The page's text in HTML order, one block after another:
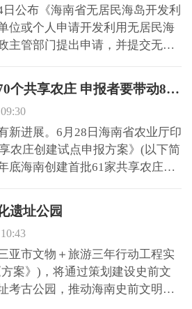
公布《海南省无居民海岛开发利
位或个人申请开发利用无居民海
主管部门提出申请，并提交无居
海岛开发利用具体方案应依据有
术标准和规范，合理确定用岛面
海南：今年将新建70个共享农庄 申报者要带动80户贫困户脱贫
新进展。6月28日海南省农业厅印
农庄创建试点申报方案》(以下简
底海南创建首批61家共享农庄试
衡。 据了解，2018年海南共享
重点考虑从事种植业及休闲农业
遗址公园
亚市文物＋旅游三年行动工程实
案》)，将通过策划建设史前文
考古公园，推动海南史前文明走